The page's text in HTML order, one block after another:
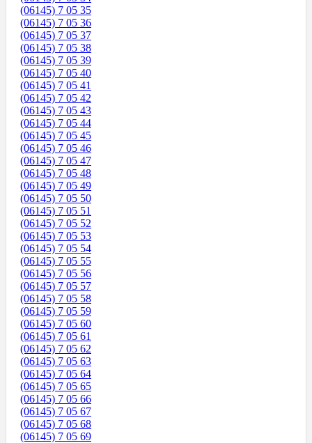
(06145) 7 05 35
(06145) 7 05 36
(06145) 7 05 37
(06145) 7 05 38
(06145) 7 05 39
(06145) 7 05 40
(06145) 7 05 41
(06145) 7 05 42
(06145) 7 05 43
(06145) 7 05 44
(06145) 7 05 45
(06145) 7 05 46
(06145) 7 05 47
(06145) 7 05 48
(06145) 7 05 49
(06145) 7 05 50
(06145) 7 05 51
(06145) 7 05 52
(06145) 7 05 53
(06145) 7 05 54
(06145) 7 05 55
(06145) 7 05 56
(06145) 7 05 57
(06145) 7 05 58
(06145) 7 05 59
(06145) 7 05 60
(06145) 7 05 61
(06145) 7 05 62
(06145) 7 05 63
(06145) 7 05 64
(06145) 7 05 65
(06145) 7 05 66
(06145) 7 05 67
(06145) 7 05 68
(06145) 7 05 69